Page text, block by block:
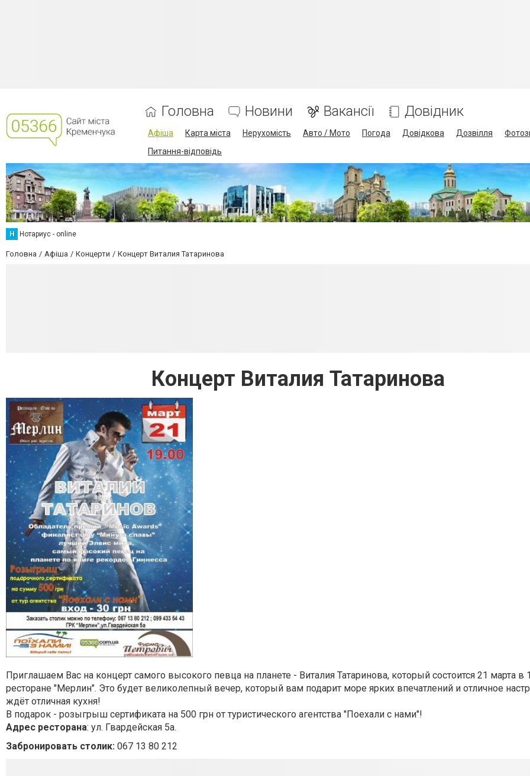
Головна Новини Вакансії Довідник
Афіша Карта міста Нерухомість Авто / Мото Погода Довідкова Дозвілля
Питання-відповідь
Н Нотариус - online
Головна Афіша Концерти Концерт Виталия Татаринова
Концерт Виталия Татаринова
Приглашаем Вас на концерт самого высокого певца на планете - Виталия Татаринова, который состоится 21 марта в
ресторане "Мерлин". Это будет великолепный вечер, который вам подарит море ярких впечатлений и отличное
ждёт отличная кухня!
В подарок - розыгрыш сертификата на 500 грн от туристического агентства "Поехали с нами"!
Адрес ресторана: ул. Гвардейская 5а.
Забронировать столик: 067 13 80 212